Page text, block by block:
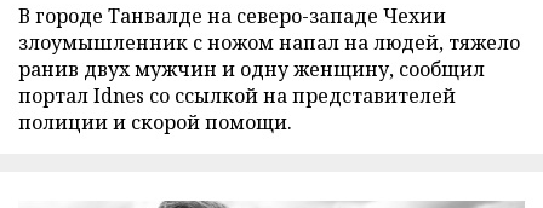
В городе Танвалде на северо-западе Чехии
злоумышленник с ножом напал на людей, тяжело
ранив двух мужчин и одну женщину, сообщил
портал Idnes со ссылкой на представителей
полиции и скорой помощи.